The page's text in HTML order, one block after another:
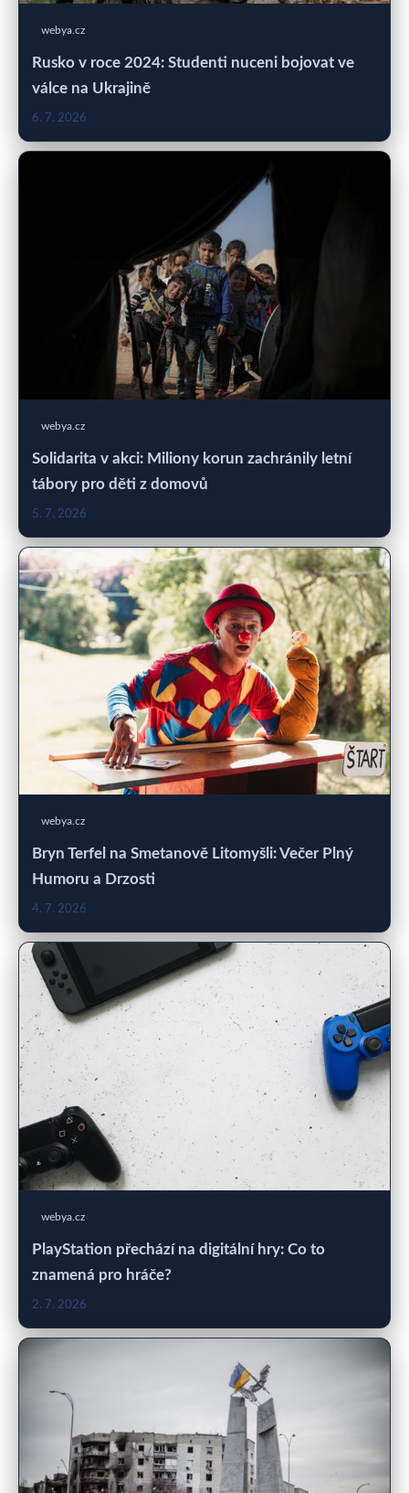
webya.cz
Rusko v roce 2024: Studenti nuceni bojovat ve
válce na Ukrajině
6. 7. 2026
webya.cz
Solidarita v akci: Miliony korun zachránily letní
tábory pro děti z domovů
5. 7. 2026
webya.cz
Bryn Terfel na Smetanově Litomyšli: Večer Plný
Humoru a Drzosti
4. 7. 2026
webya.cz
PlayStation přechází na digitální hry: Co to
znamená pro hráče?
2. 7. 2026